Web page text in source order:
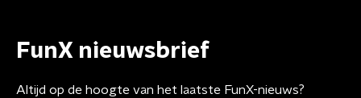
FunX nieuwsbrief
Altijd op de hoogte van het laatste FunX-nieuws?